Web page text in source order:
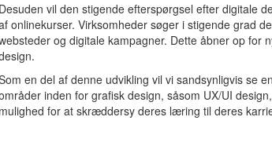
Desuden vil den stigende efterspørgsel efter digitale
onlinekurser. Virksomheder søger i stigende grad
og digitale kampagner. Dette åbner op
en del af denne udvikling vil vi sandsynligvis se
inden for grafisk design, såsom UX/UI
mulighed for at skræddersy deres læring til deres